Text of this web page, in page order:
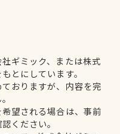
ギミック、または株式
とにしています。
おりますが、内容を完
望される場合は、事前
ください。